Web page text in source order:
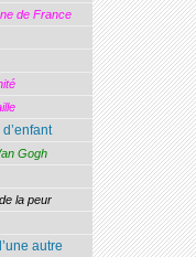
de France
Gogh
la peur
autre